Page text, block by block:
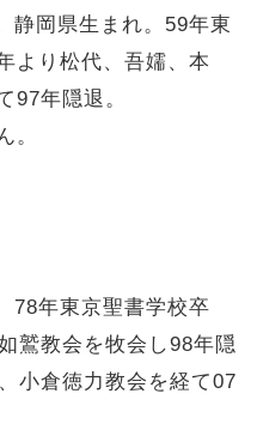
岡県生まれ。59年東
より松代、吾嬬、本
97年隠退。
。
78年東京聖書学校卒
鷲教会を牧会し98年隠
小倉徳力教会を経て07